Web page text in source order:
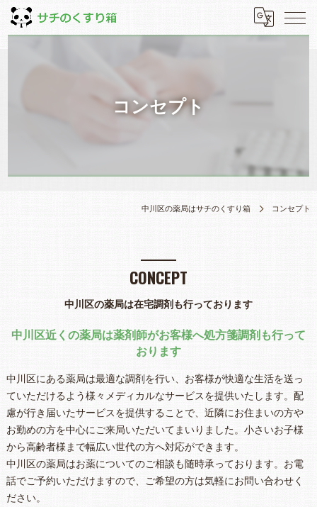
コンセプト
中川区の薬局はサチのくすり箱 コンセプト
中川区の薬局は在宅調剤も行っております
CONCEPT
中川区近くの薬局は薬剤師がお客様へ処方箋調剤も行って
おります
中川区にある薬局は最適な調剤を行い、お客様が快適な生活を送っ
ていただけるよう様々メディカルなサービスを提供いたします。配
慮が行き届いたサービスを提供することで、近隣にお住まいの方や
お勤めの方を中心にご来局いただいてまいりました。小さいお子様
から高齢者様まで幅広い世代の方へ対応ができます。
中川区の薬局はお薬についてのご相談も随時承っております。お電
話でご予約いただけますので、ご希望の方は気軽にお問い合わせく
ださい。